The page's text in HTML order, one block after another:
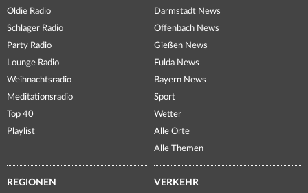
Oldie Radio
Schlager Radio
Party Radio
Lounge Radio
Weihnachtsradio
Meditationsradio
Top 40
Playlist
Darmstadt News
Offenbach News
Gießen News
Fulda News
Bayern News
Sport
Wetter
Alle Orte
Alle Themen
REGIONEN VERKEHR